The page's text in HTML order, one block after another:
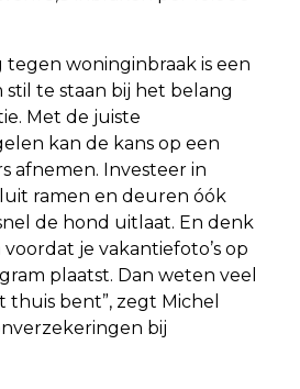
tegen woninginbraak is een
te staan bij het belang
Met de juiste
kan de kans op een
afnemen. Investeer in
ramen en deuren óók
de hond uitlaat. En denk
je vakantiefoto’s op
plaatst. Dan weten veel
thuis bent”, zegt Michel
bij